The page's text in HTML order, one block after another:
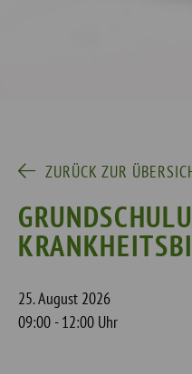
ZURÜCK ZUR
25. August 2026
09:00 - 12:00 Uhr